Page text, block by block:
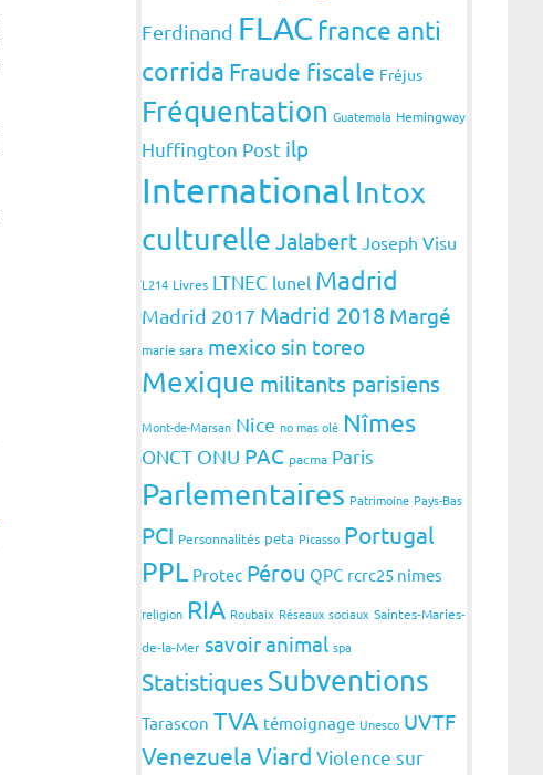
Ferdinand FLAC france anti
corrida Fraude fiscale Fréjus
Fréquentation Guatemala Hemingway
Huffington Post ilp
International Intox
culturelle Jalabert Joseph Visu
L214 Livres LTNEC lunel Madrid
Madrid 2017 Madrid 2018 Margé
marie sara mexico sin toreo
Mexique militants parisiens
Mont-de-Marsan Nice no mas olé Nîmes
ONCT ONU PAC pacma Paris
Parlementaires Patrimoine Pays-Bas
PCI Personnalités peta Picasso Portugal
PPL Protec Pérou QPC rcrc25 nimes
religion RIA Roubaix Réseaux sociaux Saintes-Maries-
de-la-Mer savoir animal spa
StatistiquesSubventions
Tarascon TVA témoignage Unesco UVTF
VenezuelaViard Violence sur